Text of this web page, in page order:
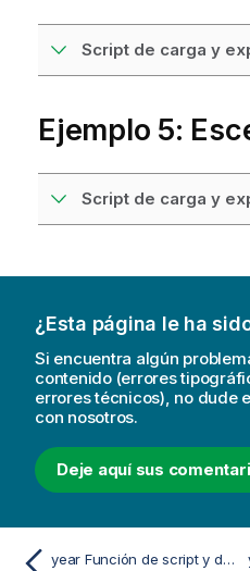
Script de carga y
Ejemplo 5:
Script de carga y
¿Esta página le ha
Si encuentra algún
contenido (errores
errores técnicos), no dude
con nosotros.
Deje aquí sus
year Función de script y de gráfico